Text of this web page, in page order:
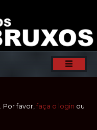
. Por favor, faça o login ou